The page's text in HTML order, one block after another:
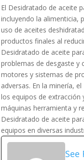
El Desidratado de aceite
incluyendo la alimenticia,
uso de aceites
productos finales al
Desidratado de aceite
problemas de desgaste y
motores y sistemas de
adversas. En la minería,
los equipos de extracción
máquinas herramienta y
Desidratado de aceite
equipos en diversas
See